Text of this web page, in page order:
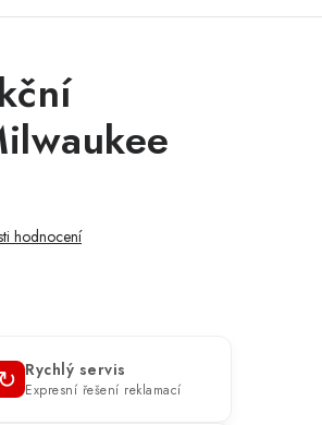
hodnocení
Rychlý servis
Expresní řešení reklamací